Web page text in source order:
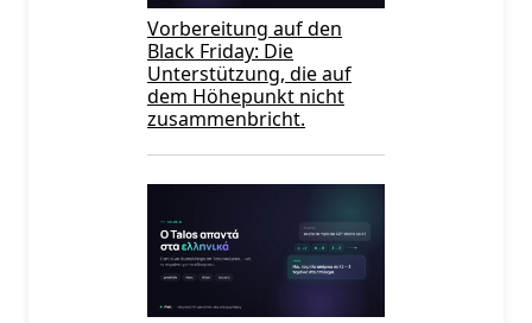
Vorbereitung auf den
Black Friday: Die
Unterstützung, die auf
dem Höhepunkt nicht
zusammenbricht.